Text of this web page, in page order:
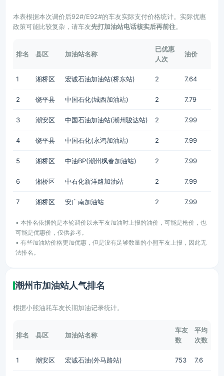
本表根据本次调价后92#/E92#的车友实际支付价格统计。实际优惠
政策可能比较复杂，请车友先打加油站电话核实后再前往。
排名 县区 加油站名称
已优惠
人次
油价
1 湘桥区 宏诚石油加油站(桥东站) 2 7.64
2 饶平县 中国石化(城西加油站) 2 7.79
3 潮安区 中国石油加油站(潮州骏达站) 2 7.99
4 饶平县 中国石化(永鸿加油站) 2 7.99
5 湘桥区 中油BP(潮州枫春加油站) 2 7.99
6 湘桥区 中石化新洋路加油站 2 7.99
7 湘桥区 安广南加油站 2 7.99
• 本排名依据的是本轮调价以来车友加油时上报的油价，可能是枪价，也
可能是优惠价，仅供参考。
• 有些加油站价格更加优惠，但是没有足够数量的小熊车友上报，因此无
法排名。
潮州市加油站人气排名
根据小熊油耗车友长期加油记录统计。
排名 县区 加油站名称
车友
数
平均
次数
1 潮安区 宏诚石油(外马路站) 753 7.6